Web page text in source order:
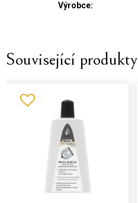
Výrobce:
Související produkty